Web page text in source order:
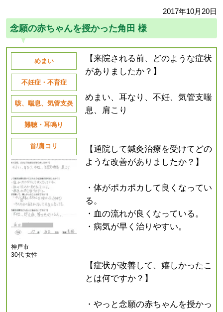
2017年10月20日
念願の赤ちゃんを授かった角田 様
めまい
不妊症・不育症
咳、喘息、気管支炎
難聴・耳鳴り
首/肩コリ
神戸市
30代 女性
【来院される前、どのような症状
がありましたか？】
めまい、耳なり、不妊、気管支喘
息、肩こり
【通院して鍼灸治療を受けてどの
ような改善がありましたか？】
・体がポカポカして良くなってい
る。
・血の流れが良くなっている。
・病気が早く治りやすい。
【症状が改善して、嬉しかったこ
とは何ですか？】
・やっと念願の赤ちゃんを授かっ